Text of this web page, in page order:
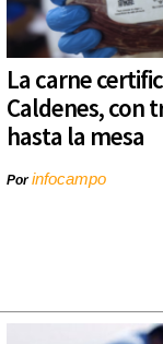
La carne
Caldenes, con
hasta la mesa
Porinfocampo